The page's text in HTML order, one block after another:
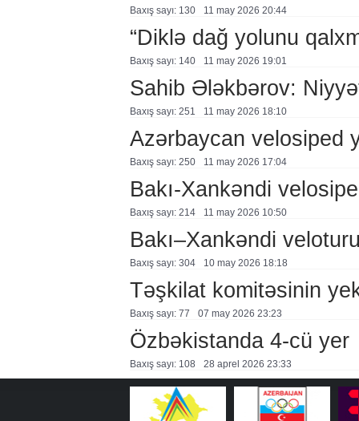
Baxış sayı: 130 11 may 2026 20:44
“Diklə dağ yolunu
Baxış sayı: 140 11 may 2026 19:01
Sahib Ələkbərov:
Baxış sayı: 251 11 may 2026 18:10
Azərbaycan velosiped
Baxış sayı: 250 11 may 2026 17:04
Bakı-Xankəndi
Baxış sayı: 214 11 may 2026 10:50
Bakı–Xankəndi
Baxış sayı: 304 10 may 2026 18:18
Təşkilat komitəsinin
Baxış sayı: 77 07 may 2026 23:23
Özbəkistanda 4-cü yer
Baxış sayı: 108 28 aprel 2026 23:33